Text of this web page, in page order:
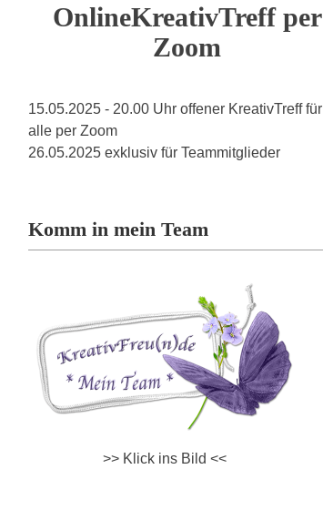
OnlineKreativTreff per
Zoom
15.05.2025 - 20.00 Uhr offener KreativTreff für
alle per Zoom
26.05.2025 exklusiv für Teammitglieder
Komm in mein Team
>> Klick ins Bild <<